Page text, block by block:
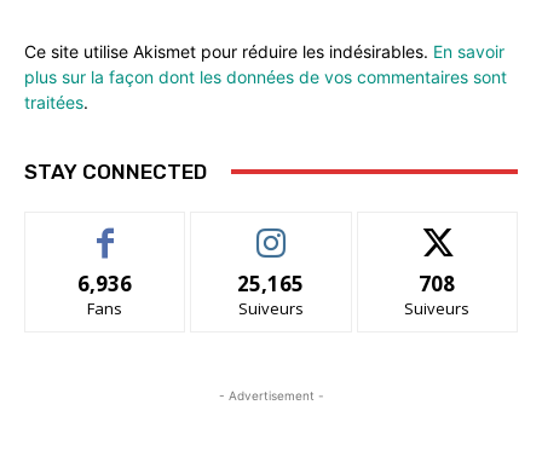
Ce site utilise Akismet pour réduire les indésirables. En savoir
plus sur la façon dont les données de vos commentaires sont
traitées.
STAY CONNECTED
6,936
Fans
25,165
Suiveurs
708
Suiveurs
- Advertisement -